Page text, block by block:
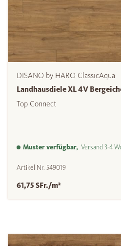
DISANO by HARO ClassicAqua
Landhausdiele XL 4V
Top Connect
Muster verfügbar, Versand 3-4
Artikel Nr. 549019
61,75 SFr./m²